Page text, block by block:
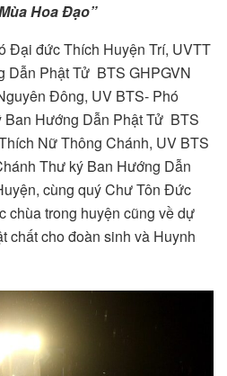
Hoa Đạo”
Đại đức Thích Huyện Trí, UVTT
Dẫn Phật Tử BTS GHPGVN
Đông, UV BTS- Phó
Ban Hướng Dẫn Phật Tử BTS
Nữ Thông Chánh, UV BTS
Thư ký Ban Hướng Dẫn
cùng quý Chư Tôn Đức
chùa trong huyện cũng về dự
chất cho đoàn sinh và Huynh